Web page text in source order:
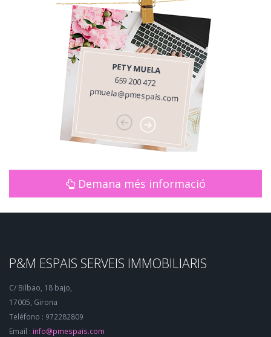
PETY MUELA
659 200 472
pmuela@pmespais.com
Demana més informació
P&M ESPAIS SERVEIS IMMOBILIARIS
C/ Bilbao, 18 bajo,
17005, Girona
Teléfono : 972282809
Email : info@pmespais.com